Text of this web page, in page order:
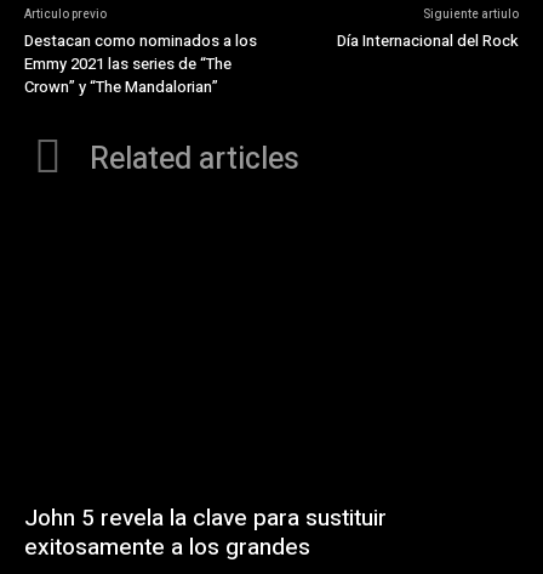
Articulo previo
Destacan como nominados a los
Emmy 2021 las series de “The
Crown” y “The Mandalorian”
Siguiente artiulo
Día Internacional del Rock
Related articles
John 5 revela la clave para sustituir
exitosamente a los grandes